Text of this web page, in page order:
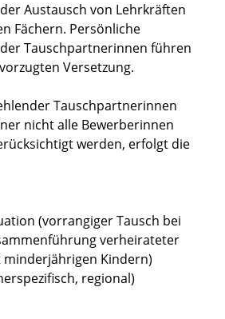
Austausch von Lehrkräften
Fächern. Persönliche
Tauschpartnerinnen führen
Versetzung.
Tauschpartnerinnen
nicht alle Bewerberinnen
werden, erfolgt die
(vorrangiger Tausch bei
verheirateter
Kindern)
regional)